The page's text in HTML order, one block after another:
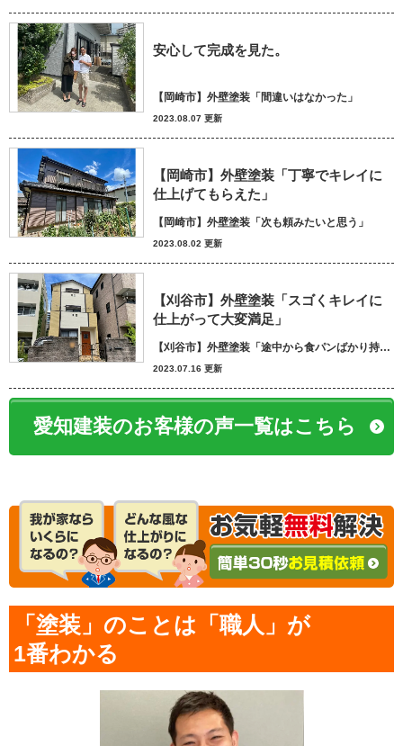
安心して完成を見た。
【岡崎市】外壁塗装「間違いはなかった」
2023.08.07 更新
【岡崎市】外壁塗装「丁寧でキレイに
仕上げてもらえた」
【岡崎市】外壁塗装「次も頼みたいと思う」
2023.08.02 更新
【刈谷市】外壁塗装「スゴくキレイに
仕上がって大変満足」
【刈谷市】外壁塗装「途中から食パンばかり持ってきてパン屋さんかと思いました笑」
2023.07.16 更新
愛知建装のお客様の声一覧はこちら
「塗装」のことは「職人」が
1番わかる